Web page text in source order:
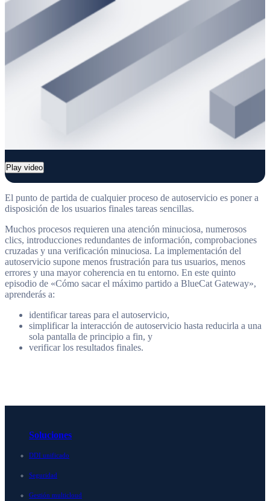
Play video
El punto de partida de cualquier proceso de autoservicio es poner a
disposición de los usuarios finales tareas sencillas.
Muchos procesos requieren una atención minuciosa, numerosos
clics, introducciones redundantes de información, comprobaciones
cruzadas y una verificación minuciosa. La implementación del
autoservicio supone menos frustración para tus usuarios, menos
errores y una mayor coherencia en tu entorno. En este quinto
episodio de «Cómo sacar el máximo partido a BlueCat Gateway»,
aprenderás a:
identificar tareas para el autoservicio,
simplificar la interacción de autoservicio hasta reducirla a una
sola pantalla de principio a fin, y
verificar los resultados finales.
Soluciones
DDI unificado
Seguridad
Gestión multicloud